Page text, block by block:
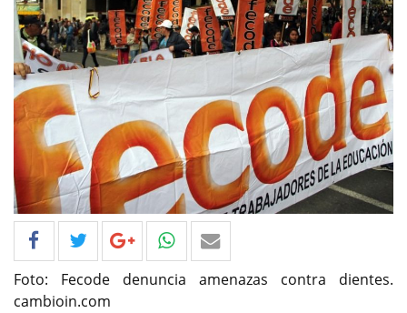
Foto: Fecode denuncia amenazas contra dientes.
cambioin.com